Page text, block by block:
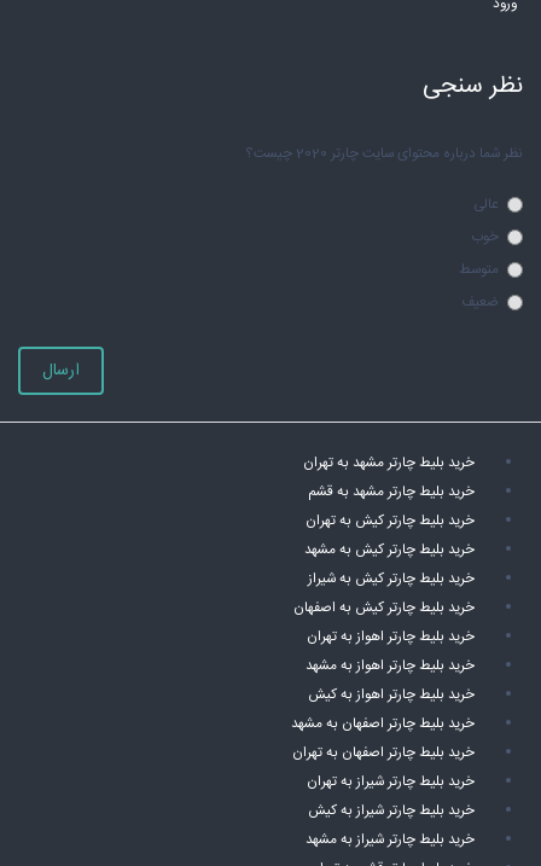
نظر سنجی
نظر شما درباره محتوای سایت چارتر 2020 چیست؟
عالی
خوب
متوسط
ضعیف
ارسال
خرید بلیط چارتر مشهد به تهران
خرید بلیط چارتر مشهد به قشم
خرید بلیط چارتر کیش به تهران
خرید بلیط چارتر کیش به مشهد
خرید بلیط چارتر کیش به شیراز
خرید بلیط چارتر کیش به اصفهان
خرید بلیط چارتر اهواز به تهران
خرید بلیط چارتر اهواز به مشهد
خرید بلیط چارتر اهواز به کیش
خرید بلیط چارتر اصفهان به مشهد
خرید بلیط چارتر اصفهان به تهران
خرید بلیط چارتر شیراز به تهران
خرید بلیط چارتر شیراز به کیش
خرید بلیط چارتر شیراز به مشهد